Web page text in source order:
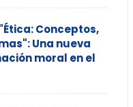
Conceptos,
Una nueva
moral en el